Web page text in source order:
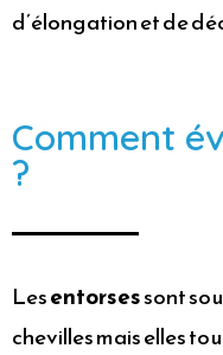
d’élongation et de
Comment
?
Lesentorsessont
chevilles mais elles